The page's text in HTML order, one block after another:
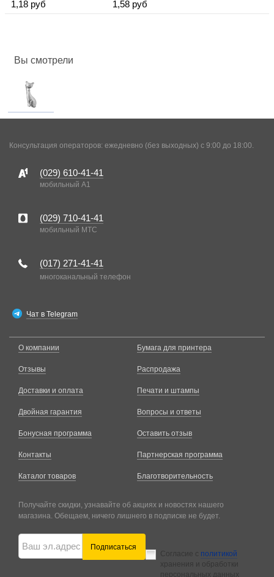
1,18 руб 1,58 руб
Вы смотрели
Консультация операторов: ежедневно (без выходных) с 9:00 до 18:00.
(029) 610-41-41
мобильный A1
(029) 710-41-41
мобильный MTC
(017) 271-41-41
многоканальный телефон
Чат в Telegram
О компании
Отзывы
Доставки и оплата
Двойная гарантия
Бонусная программа
Контакты
Каталог товаров
Бумага для принтера
Распродажа
Печати и штампы
Вопросы и ответы
Оставить отзыв
Партнерская программа
Благотворительность
Получайте скидки, узнавайте об акциях и новостях нашего
магазина. Обещаем, ничего лишнего в подписке не будет.
Подписаться
Согласие с политикой
хранения и обработки
персональных данных